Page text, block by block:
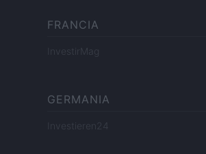
FRANCIA
InvestirMag
GERMANIA
Investieren24